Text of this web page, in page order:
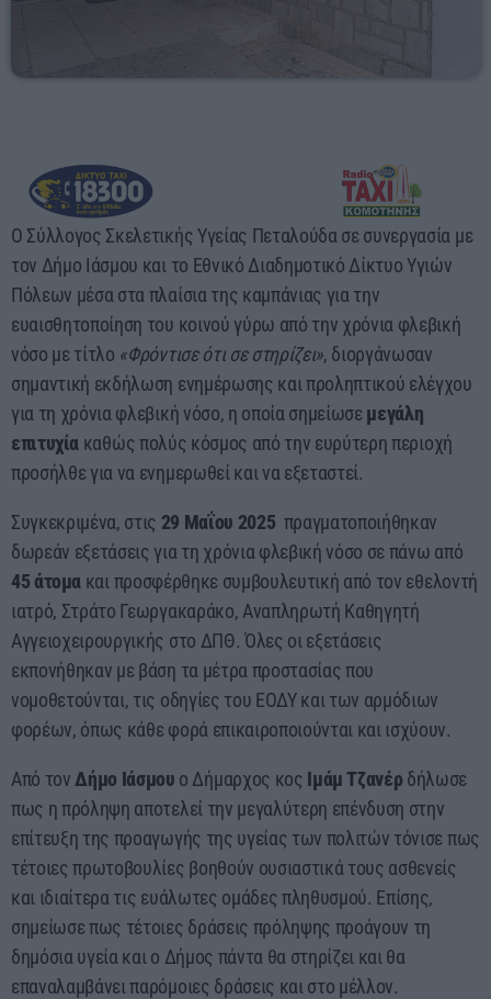
03:00 - 07:00
Ο Σύλλογος Σκελετικής Υγείας Πεταλούδα σε συνεργασία με
τον Δήμο Ιάσμου και το Εθνικό Διαδημοτικό Δίκτυο Υγιών
Πόλεων μέσα στα πλαίσια της καμπάνιας για την
ευαισθητοποίηση του κοινού γύρω από την χρόνια φλεβική
νόσο με τίτλο «Φρόντισε ότι σε στηρίζει», διοργάνωσαν
σημαντική εκδήλωση ενημέρωσης και προληπτικού ελέγχου
για τη χρόνια φλεβική νόσο, η οποία σημείωσεμεγάλη
επιτυχία καθώς πολύς κόσμος από την ευρύτερη περιοχή
προσήλθε για να ενημερωθεί και να εξεταστεί.
Συγκεκριμένα, στις 29 Μαΐου 2025 πραγματοποιήθηκαν
δωρεάν εξετάσεις για τη χρόνια φλεβική νόσο σε πάνω από
45 άτομα και προσφέρθηκε συμβουλευτική από τον εθελοντή
ιατρό, Στράτο Γεωργακαράκο, Αναπληρωτή Καθηγητή
Αγγειοχειρουργικής στο ΔΠΘ. Όλες οι εξετάσεις
εκπονήθηκαν με βάση τα μέτρα προστασίας που
νομοθετούνται, τις οδηγίες του ΕΟΔΥ και των αρμόδιων
φορέων, όπως κάθε φορά επικαιροποιούνται και ισχύουν.
Από τον Δήμο Ιάσμου ο Δήμαρχος κος Ιμάμ Τζανέρ δήλωσε
πως η πρόληψη αποτελεί την μεγαλύτερη επένδυση στην
επίτευξη της προαγωγής της υγείας των πολιτών τόνισε πως
τέτοιες πρωτοβουλίες βοηθούν ουσιαστικά τους ασθενείς
και ιδιαίτερα τις ευάλωτες ομάδες πληθυσμού. Επίσης,
σημείωσε πως τέτοιες δράσεις πρόληψης προάγουν τη
δημόσια υγεία και ο Δήμος πάντα θα στηρίζει και θα
επαναλαμβάνει παρόμοιες δράσεις και στο μέλλον.